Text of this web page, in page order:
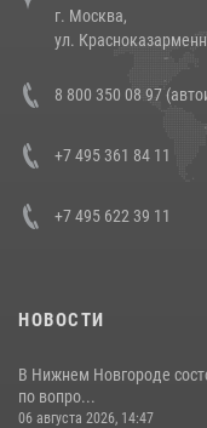
14 июля 2026, 12:20
В Росгвардии прошла
боевого опыта
г. Москва,
ул.
8 800 350 08 97
+7 495 361 84 11
+7 495 622 39 11
НОВОСТИ
В Нижнем Новгороде
по вопро...
06 августа 2026, 14:47